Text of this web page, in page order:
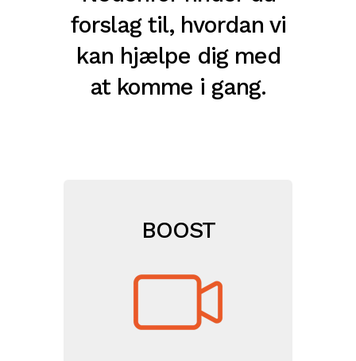
forslag til, hvordan vi
kan hjælpe dig med
at komme i gang.
BOOST